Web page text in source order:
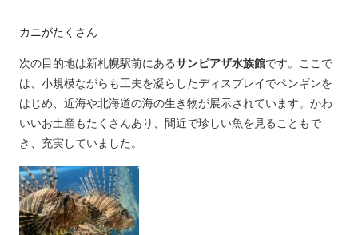
カニがたくさん
次の目的地は新札幌駅前にあるサンピアザ水族館です。ここで
は、小規模ながらも工夫を凝らしたディスプレイでペンギンを
はじめ、近海や北海道の海の生き物が展示されています。かわ
いいお土産もたくさんあり、間近で珍しい魚を見ることもで
き、充実していました。